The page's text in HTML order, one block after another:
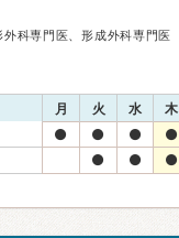
外科専門医、形成外科専門医
月 火 水 木